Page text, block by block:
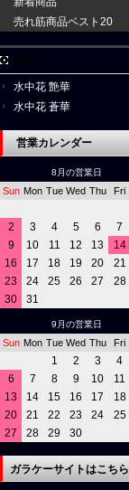
売れ筋商品ベスト20
水中花 艶華
水中花 蒼華
営業カレンダー
8月の営業日
Sun Mon Tue Wed Thu Fri
2
3 4 5 6 7
9
10 11 12 13 14
16
17 18 19 20 21
23
24 25 26 27 28
30
31
9月の営業日
Sun Mon Tue Wed Thu Fri
1 2 3 4
6
7 8 9 10 11
13
14 15 16 17 18
20
21 22 23 24 25
27
28 29 30
ガラケーサイトはこちら